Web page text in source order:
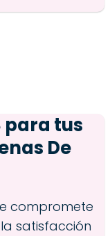
para tus
De
compromete
satisfacción